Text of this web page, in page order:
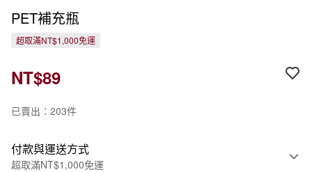
PET補充瓶
超取滿NT$1,000免運
NT$89
已賣出：203件
付款與運送方式
超取滿NT$1,000免運